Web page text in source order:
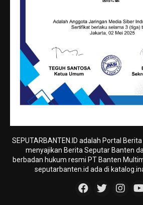
SEPUTARBANTEN.ID adalah Portal
menyajikan Berita Seputar Banten
berbadan hukum resmi PT Banten
seputarbanten.id ada di